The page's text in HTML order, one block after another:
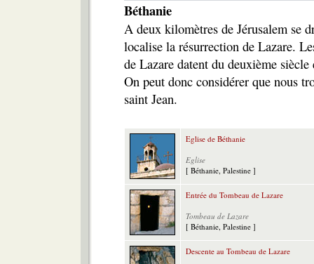
Béthanie
A deux kilomètres de Jérusalem se
localise la résurrection de Lazare.
de Lazare datent du deuxième
On peut donc considérer que nous
saint Jean.
Eglise de Béthanie
Eglise
[ Béthanie, Palestine ]
Entrée du Tombeau de Lazare
Tombeau de Lazare
[ Béthanie, Palestine ]
Descente au Tombeau de Lazare